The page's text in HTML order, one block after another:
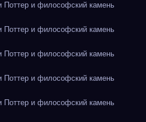
и философский камень
и философский камень
и философский камень
и философский камень
и философский камень